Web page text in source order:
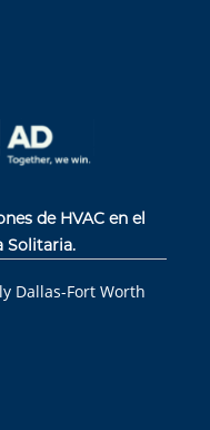
de HVAC en el
Solitaria.
Dallas-Fort Worth